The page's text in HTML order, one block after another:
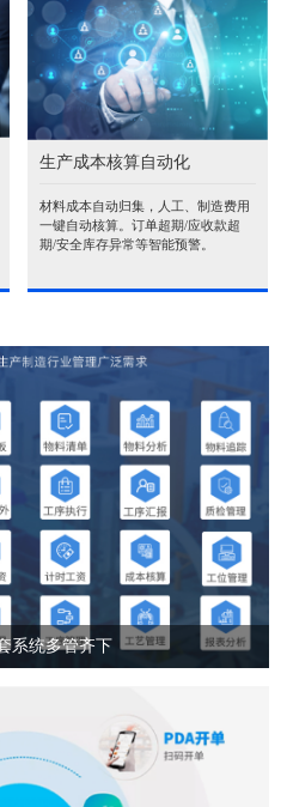
生产成本核算自动化
材料成本自动归集，人工、制造费用
一键自动核算。订单超期/应收款超
期/安全库存异常等智能预警。
系统多管齐下